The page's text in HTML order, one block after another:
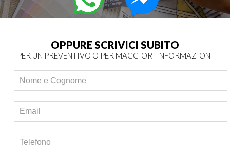
OPPURE SCRIVICI SUBITO
PER UN PREVENTIVO O PER MAGGIORI INFORMAZIONI